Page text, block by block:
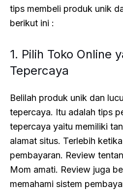
tips membeli produk unik
berikut ini :
1. Pilih Toko Online
Tepercaya
Belilah produk unik dan
tepercaya. Itu adalah tips
tepercaya yaitu memiliki
alamat situs. Terlebih
pembayaran. Review
Mom amati. Review juga
memahami sistem